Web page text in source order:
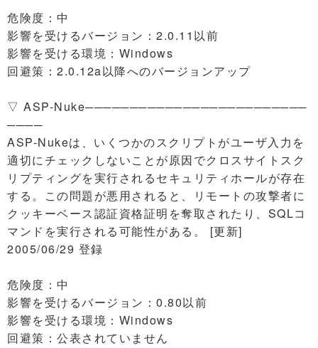
危険度：中
影響を受けるバージョン：2.0.11以前
影響を受ける環境：Windows
回避策：2.0.12a以降へのバージョンアップ
▽ ASP-Nuke─────────────────────────
────
ASP-Nukeは、いくつかのスクリプトがユーザ入力を
適切にチェックしないことが原因でクロスサイトスク
リプティングを実行されるセキュリティホールが存在
する。この問題が悪用されると、リモートの攻撃者に
クッキーベース認証資格証明を奪取されたり、SQLコ
マンドを実行される可能性がある。 [更新]
2005/06/29 登録
危険度：中
影響を受けるバージョン：0.80以前
影響を受ける環境：Windows
回避策：公表されていません